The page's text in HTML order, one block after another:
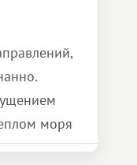
моря